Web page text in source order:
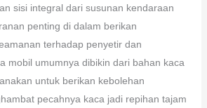
sisi integral dari susunan kendaraan
penting di dalam berikan
terhadap penyetir dan
mobil umumnya dibikin dari bahan kaca
untuk berikan kebolehan
pecahnya kaca jadi repihan tajam